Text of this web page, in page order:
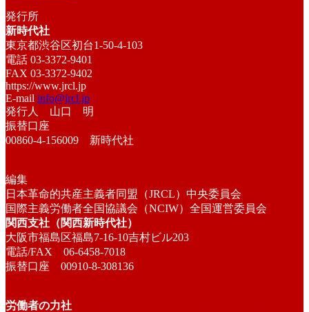
発行所
新時代社
東京都渋谷区初台1-50-4-103
電話 03-3372-9401
FAX 03-3372-9402
https://www.jrcl.jp
E-mail info@jrcl.jp
発行人 山口 明
振替口座
00860-4-156009 新時代社
編集
日本革命的共産主義者同盟（JRCL）中央委員会
国際主義労働者全国協議会（NCIW）全国運営委員会
関西支社（関西新時代社）
大阪市福島区福島7-16-10吉村ビル203
電話/FAX 06-6458-7018
振替口座 00910-8-308136
労働者の力社